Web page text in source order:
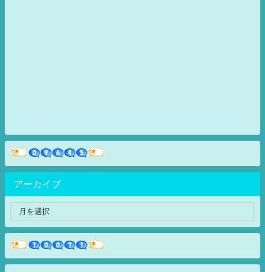
アーカイブ